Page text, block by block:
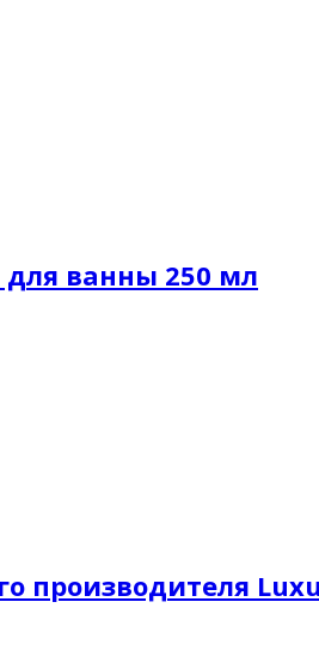
ванны 250 мл
производителя